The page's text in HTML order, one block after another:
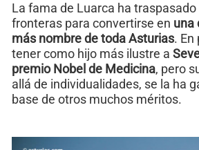
La fama de Luarca ha
fronteras para convertirse en una
más nombre de toda Asturias. En
tener como hijo más ilustre a
premio Nobel de Medicina, pero
allá de individualidades, se la ha
base de otros muchos méritos.